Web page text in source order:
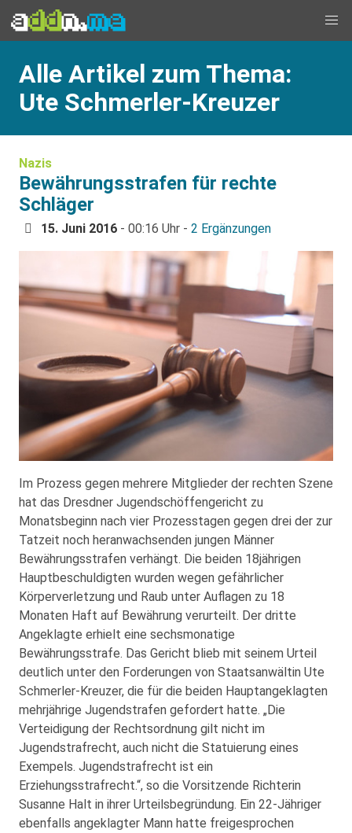
Alle Artikel zum Thema:
Ute Schmerler-Kreuzer
Nazis
Bewährungsstrafen für rechte
Schläger
15. Juni 2016 - 00:16 Uhr - 2 Ergänzungen
Im Prozess gegen mehrere Mitglieder der rechten Szene
hat das Dresdner Jugendschöffengericht zu
Monatsbeginn nach vier Prozesstagen gegen drei der zur
Tatzeit noch heranwachsenden jungen Männer
Bewährungsstrafen verhängt. Die beiden 18jährigen
Hauptbeschuldigten wurden wegen gefährlicher
Körperverletzung und Raub unter Auflagen zu 18
Monaten Haft auf Bewährung verurteilt. Der dritte
Angeklagte erhielt eine sechsmonatige
Bewährungsstrafe. Das Gericht blieb mit seinem Urteil
deutlich unter den Forderungen von Staatsanwältin Ute
Schmerler-Kreuzer, die für die beiden Hauptangeklagten
mehrjährige Jugendstrafen gefordert hatte. „Die
Verteidigung der Rechtsordnung gilt nicht im
Jugendstrafrecht, auch nicht die Statuierung eines
Exempels. Jugendstrafrecht ist ein
Erziehungsstrafrecht.“, so die Vorsitzende Richterin
Susanne Halt in ihrer Urteilsbegründung. Ein 22-Jähriger
ebenfalls angeklagter Mann hatte freigesprochen